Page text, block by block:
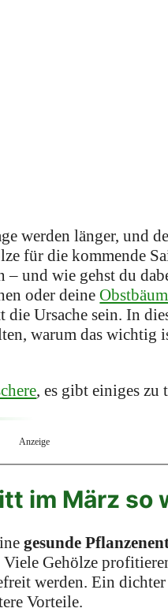
werden länger, und
für die kommende
– und wie gehst du
oder deine
Ursache sein. In
warum das wichtig
, es gibt einiges zu
Anzeige
im März so
gesunde
Viele Gehölze
werden. Ein dichter
Vorteile.